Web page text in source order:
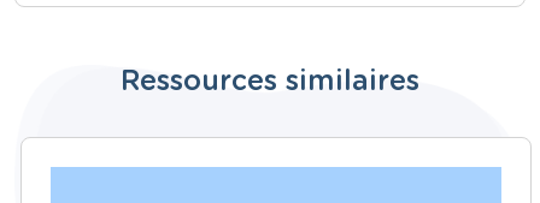
Ressources similaires